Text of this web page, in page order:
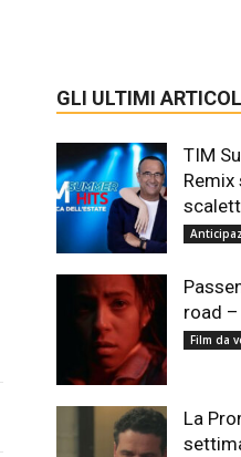
GLI ULTIMI
TIM
Remix
road
Film da
La